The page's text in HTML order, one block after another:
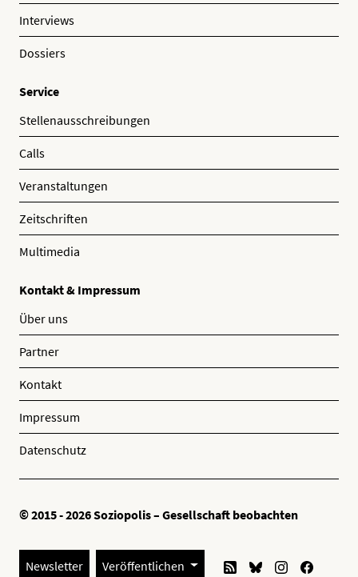
Interviews
Dossiers
Service
Stellenausschreibungen
Calls
Veranstaltungen
Zeitschriften
Multimedia
Kontakt & Impressum
Über uns
Partner
Kontakt
Impressum
Datenschutz
© 2015 - 2026 Soziopolis – Gesellschaft beobachten
Newsletter Veröffentlichen